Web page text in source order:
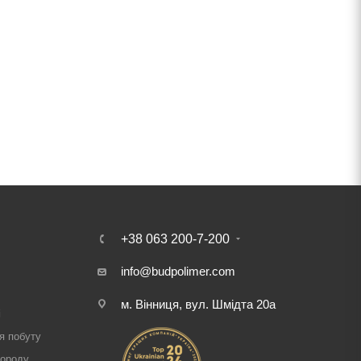
побуту
+38 063 200-7-200
info@budpolimer.com
м. Вінниця, вул. Шмідта 20а